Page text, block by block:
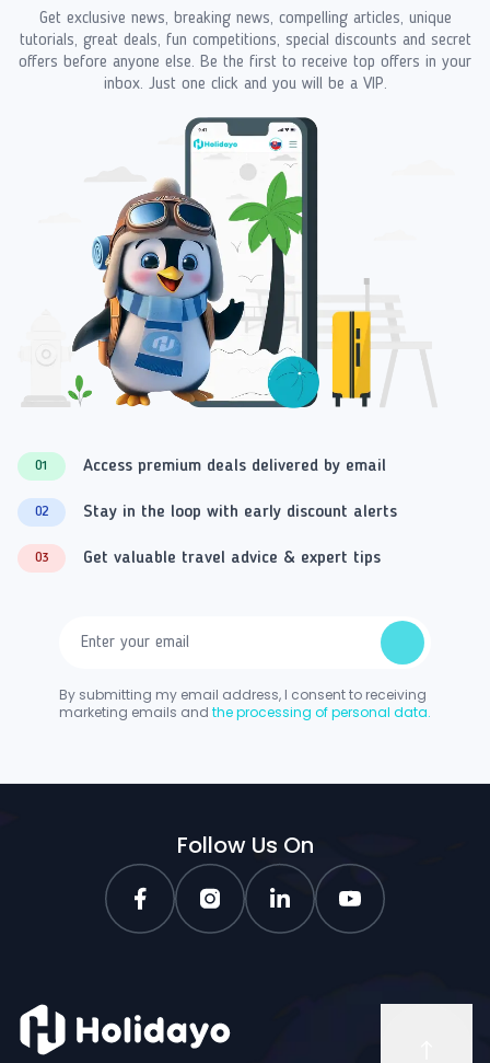
Get exclusive news, breaking news, compelling articles, unique
tutorials, great deals, fun competitions, special discounts and secret
offers before anyone else. Be the first to receive top offers in your
inbox. Just one click and you will be a VIP.
01 Access premium deals delivered by email
02 Stay in the loop with early discount alerts
03 Get valuable travel advice & expert tips
By submitting my email address, I consent to receiving
marketing emails and the processing of personal data.
Follow Us On